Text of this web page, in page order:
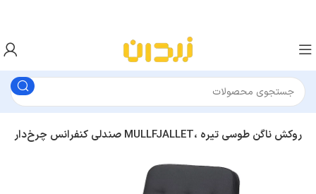
صندلی کنفرانس چرخ‌دار بدون دسته ایکیا MULLFJALLET، روکش ناگن طوسی تیره